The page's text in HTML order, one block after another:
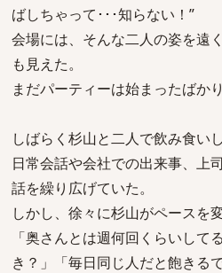
ばしちゃって･･･知らない！”
会場には、そんな二人の姿を遠
も見えた。
まだパーティーは始まったばか
しばらく杉山と二人で飲み食い
日常会話や会社での出来事、上
話を繰り広げていた。
しかし、徐々に杉山がペースを
「奥さんとは週何回くらいして
き？」「毎日同じ人だと飽きる